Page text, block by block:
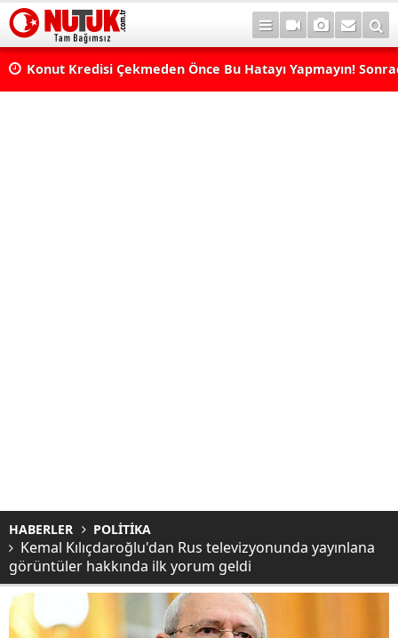
Konut Kredisi Çekmeden Önce Bu Hatayı Yapmayın!
HABERLER POLİTİKA
Kemal Kılıçdaroğlu'dan Rus televizyonunda yayınlana
görüntüler hakkında ilk yorum geldi